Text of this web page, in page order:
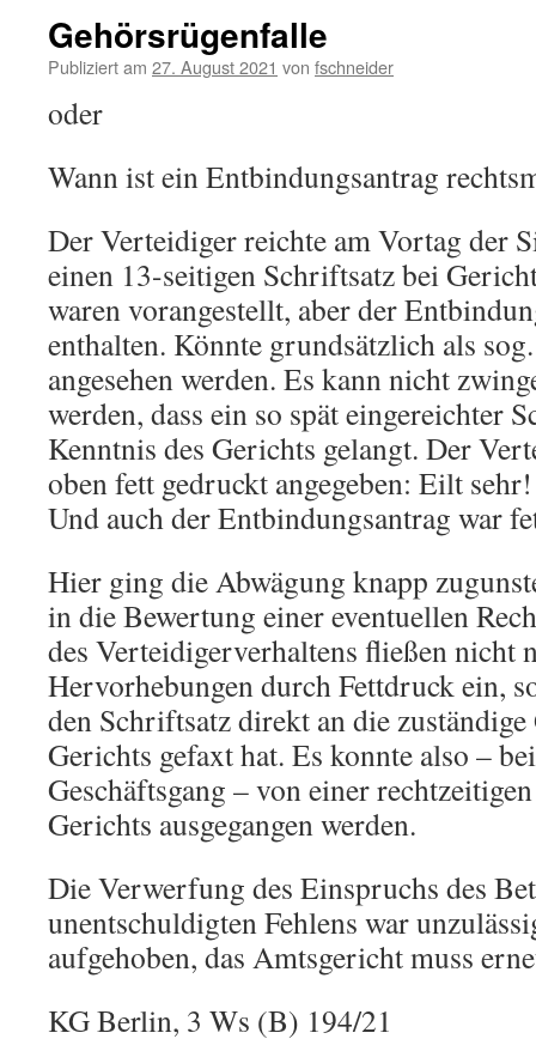
Gehörsrügenfalle
Publiziert am 27. August 2021 von fschneider
oder
Wann ist ein Entbindungsantrag
Der Verteidiger reichte am Vortag der
einen 13-seitigen Schriftsatz bei
waren vorangestellt, aber der
enthalten. Könnte grundsätzlich als
angesehen werden. Es kann nicht
werden, dass ein so spät eingereichter
Kenntnis des Gerichts gelangt. Der
oben fett gedruckt angegeben: Eilt
Und auch der Entbindungsantrag war
Hier ging die Abwägung knapp
in die Bewertung einer eventuellen
des Verteidigerverhaltens fließen nicht
Hervorhebungen durch Fettdruck ein,
den Schriftsatz direkt an die zuständige
Gerichts gefaxt hat. Es konnte also –
Geschäftsgang – von einer
Gerichts ausgegangen werden.
Die Verwerfung des Einspruchs des
unentschuldigten Fehlens war
aufgehoben, das Amtsgericht muss
KG Berlin, 3 Ws (B) 194/21